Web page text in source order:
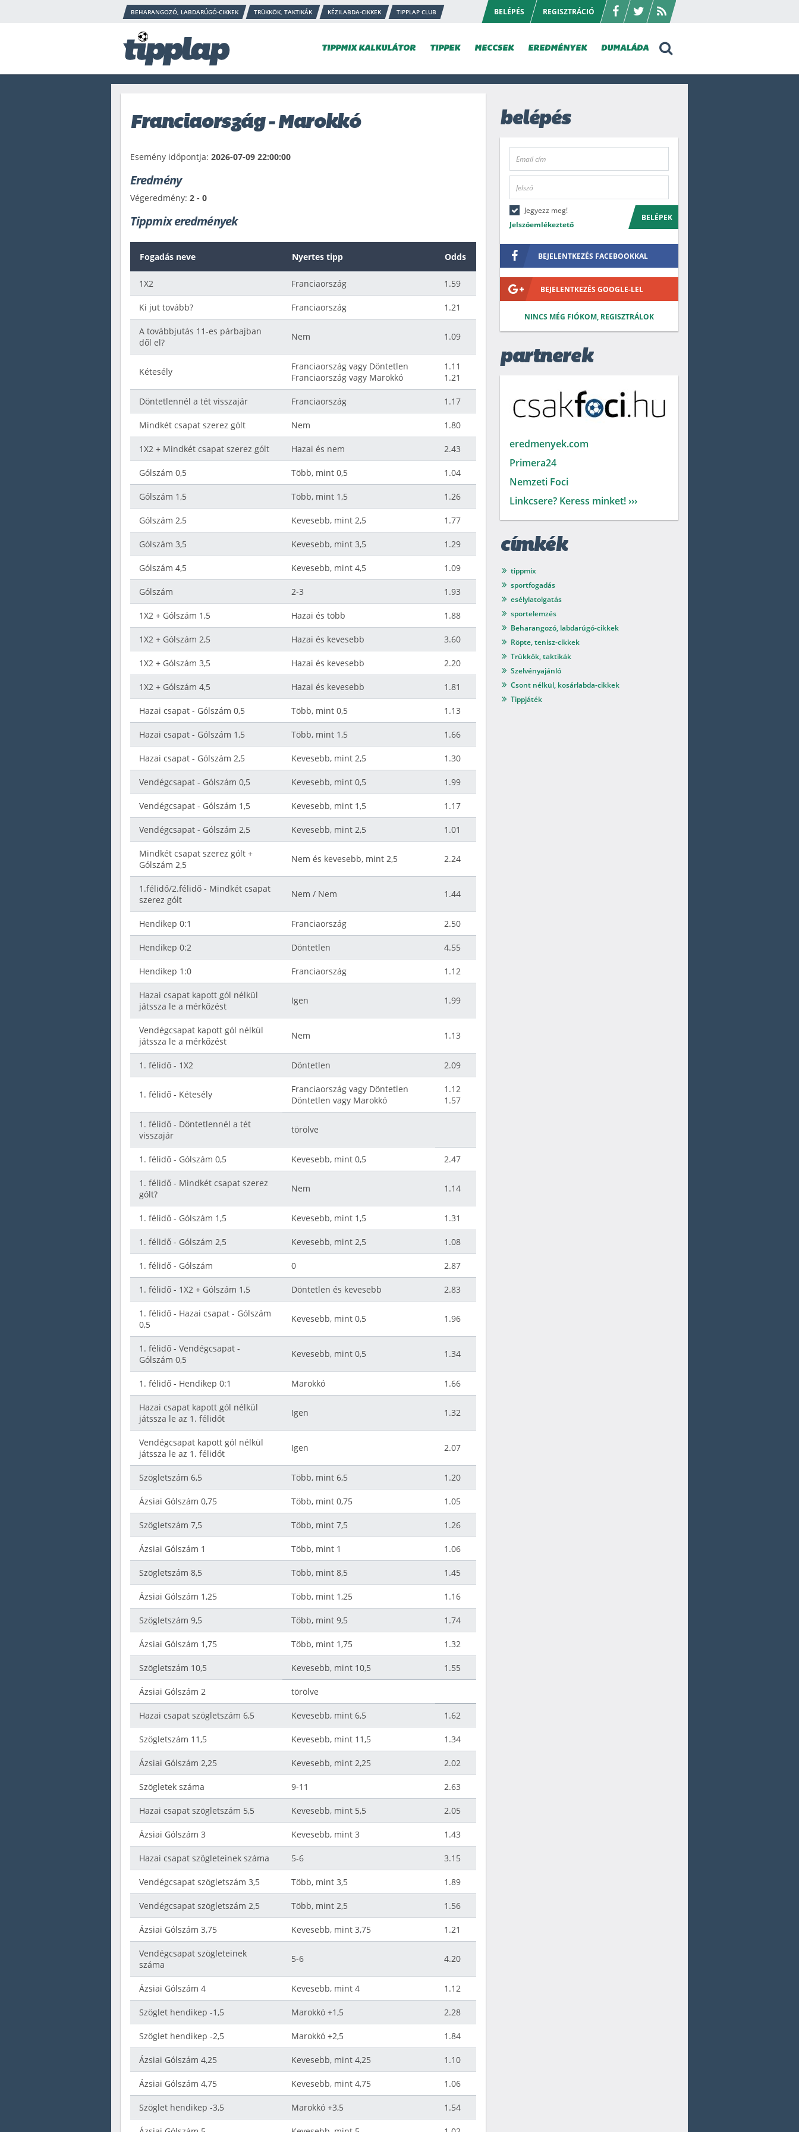
BEHARANGOZÓ, LABDARÚGÓ-CIKKEK TRÜKKÖK, TAKTIKÁK KÉZILABDA-CIKKEK TIPPLAP CLUB BELÉPÉS REGISZTRÁCIÓ
TIPPMIX KALKULÁTOR TIPPEK MECCSEK EREDMÉNYEK DUMALÁDA
Franciaország - Marokkó
Esemény időpontja: 2026-07-09 22:00:00
Eredmény
Végeredmény: 2 - 0
Tippmix eredmények
Fogadás neve Nyertes tipp Odds
1X2 Franciaország 1.59
Ki jut tovább? Franciaország 1.21
A továbbjutás 11-es párbajban
dől el?
Nem 1.09
Kétesély
Franciaország vagy Döntetlen
Franciaország vagy Marokkó
1.11
1.21
Döntetlennél a tét visszajár Franciaország 1.17
Mindkét csapat szerez gólt Nem 1.80
1X2 + Mindkét csapat szerez gólt Hazai és nem 2.43
Gólszám 0,5 Több, mint 0,5 1.04
Gólszám 1,5 Több, mint 1,5 1.26
Gólszám 2,5 Kevesebb, mint 2,5 1.77
Gólszám 3,5 Kevesebb, mint 3,5 1.29
Gólszám 4,5 Kevesebb, mint 4,5 1.09
Gólszám 2-3 1.93
1X2 + Gólszám 1,5 Hazai és több 1.88
1X2 + Gólszám 2,5 Hazai és kevesebb 3.60
1X2 + Gólszám 3,5 Hazai és kevesebb 2.20
1X2 + Gólszám 4,5 Hazai és kevesebb 1.81
Hazai csapat - Gólszám 0,5 Több, mint 0,5 1.13
Hazai csapat - Gólszám 1,5 Több, mint 1,5 1.66
Hazai csapat - Gólszám 2,5 Kevesebb, mint 2,5 1.30
Vendégcsapat - Gólszám 0,5 Kevesebb, mint 0,5 1.99
Vendégcsapat - Gólszám 1,5 Kevesebb, mint 1,5 1.17
Vendégcsapat - Gólszám 2,5 Kevesebb, mint 2,5 1.01
Mindkét csapat szerez gólt +
Gólszám 2,5
Nem és kevesebb, mint 2,5 2.24
1.félidő/2.félidő - Mindkét csapat
szerez gólt
Nem / Nem 1.44
Hendikep 0:1 Franciaország 2.50
Hendikep 0:2 Döntetlen 4.55
Hendikep 1:0 Franciaország 1.12
Hazai csapat kapott gól nélkül
játssza le a mérkőzést
Igen 1.99
Vendégcsapat kapott gól nélkül
játssza le a mérkőzést
Nem 1.13
1. félidő - 1X2 Döntetlen 2.09
1. félidő - Kétesély
Franciaország vagy Döntetlen
Döntetlen vagy Marokkó
1.12
1.57
1. félidő - Döntetlennél a tét
visszajár
törölve
1. félidő - Gólszám 0,5 Kevesebb, mint 0,5 2.47
1. félidő - Mindkét csapat szerez
gólt?
Nem 1.14
1. félidő - Gólszám 1,5 Kevesebb, mint 1,5 1.31
1. félidő - Gólszám 2,5 Kevesebb, mint 2,5 1.08
1. félidő - Gólszám 0 2.87
1. félidő - 1X2 + Gólszám 1,5 Döntetlen és kevesebb 2.83
1. félidő - Hazai csapat - Gólszám
0,5
Kevesebb, mint 0,5 1.96
1. félidő - Vendégcsapat -
Gólszám 0,5
Kevesebb, mint 0,5 1.34
1. félidő - Hendikep 0:1 Marokkó 1.66
Hazai csapat kapott gól nélkül
játssza le az 1. félidőt
Igen 1.32
Vendégcsapat kapott gól nélkül
játssza le az 1. félidőt
Igen 2.07
Szögletszám 6,5 Több, mint 6,5 1.20
Ázsiai Gólszám 0,75 Több, mint 0,75 1.05
Szögletszám 7,5 Több, mint 7,5 1.26
Ázsiai Gólszám 1 Több, mint 1 1.06
Szögletszám 8,5 Több, mint 8,5 1.45
Ázsiai Gólszám 1,25 Több, mint 1,25 1.16
Szögletszám 9,5 Több, mint 9,5 1.74
Ázsiai Gólszám 1,75 Több, mint 1,75 1.32
Szögletszám 10,5 Kevesebb, mint 10,5 1.55
Ázsiai Gólszám 2 törölve
Hazai csapat szögletszám 6,5 Kevesebb, mint 6,5 1.62
Szögletszám 11,5 Kevesebb, mint 11,5 1.34
Ázsiai Gólszám 2,25 Kevesebb, mint 2,25 2.02
Szögletek száma 9-11 2.63
Hazai csapat szögletszám 5,5 Kevesebb, mint 5,5 2.05
Ázsiai Gólszám 3 Kevesebb, mint 3 1.43
Hazai csapat szögleteinek száma 5-6 3.15
Vendégcsapat szögletszám 3,5 Több, mint 3,5 1.89
Vendégcsapat szögletszám 2,5 Több, mint 2,5 1.56
Ázsiai Gólszám 3,75 Kevesebb, mint 3,75 1.21
Vendégcsapat szögleteinek
száma
5-6 4.20
Ázsiai Gólszám 4 Kevesebb, mint 4 1.12
Szöglet hendikep -1,5 Marokkó +1,5 2.28
Szöglet hendikep -2,5 Marokkó +2,5 1.84
Ázsiai Gólszám 4,25 Kevesebb, mint 4,25 1.10
Ázsiai Gólszám 4,75 Kevesebb, mint 4,75 1.06
Szöglet hendikep -3,5 Marokkó +3,5 1.54
belépés
Jegyezz meg!
Jelszóemlékeztető
BELÉPEK
BEJELENTKEZÉS FACEBOOKKAL
BEJELENTKEZÉS GOOGLE-LEL
NINCS MÉG FIÓKOM, REGISZTRÁLOK
partnerek
eredmenyek.com
Primera24
Nemzeti Foci
Linkcsere? Keress minket! ›››
címkék
tippmix
sportfogadás
esélylatolgatás
sportelemzés
Beharangozó, labdarúgó-cikkek
Röpte, tenisz-cikkek
Trükkök, taktikák
Szelvényajánló
Csont nélkül, kosárlabda-cikkek
Tippjáték